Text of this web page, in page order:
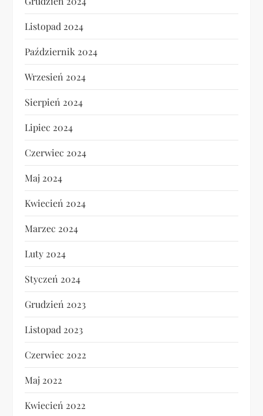
Listopad 2024
Październik 2024
Wrzesień 2024
Sierpień 2024
Lipiec 2024
Czerwiec 2024
Maj 2024
Kwiecień 2024
Marzec 2024
Luty 2024
Styczeń 2024
Grudzień 2023
Listopad 2023
Czerwiec 2022
Maj 2022
Kwiecień 2022